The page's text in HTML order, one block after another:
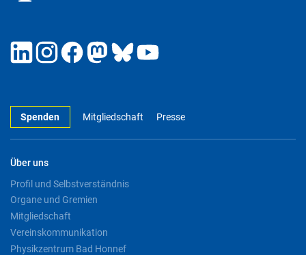
Spenden Mitgliedschaft Presse
Über uns
Profil und Selbstverständnis
Organe und Gremien
Mitgliedschaft
Vereinskommunikation
Physikzentrum Bad Honnef